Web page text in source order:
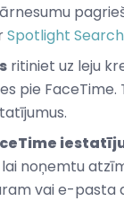
Spotlight Search
ritiniet uz leju
pie FaceTime.
noņemtu
vai e-pasta